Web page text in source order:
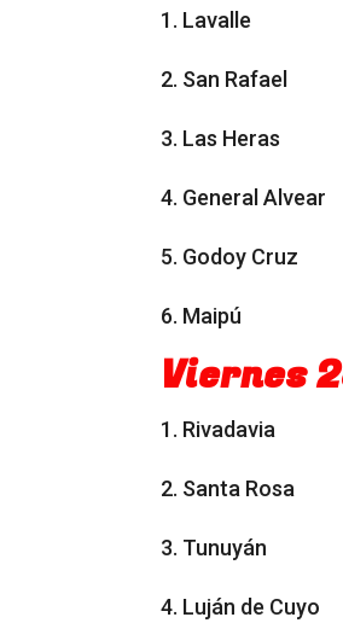
1. Lavalle
2. San Rafael
3. Las Heras
4. General Alvear
5. Godoy Cruz
6. Maipú
Viernes
1. Rivadavia
2. Santa Rosa
3. Tunuyán
4. Luján de Cuyo